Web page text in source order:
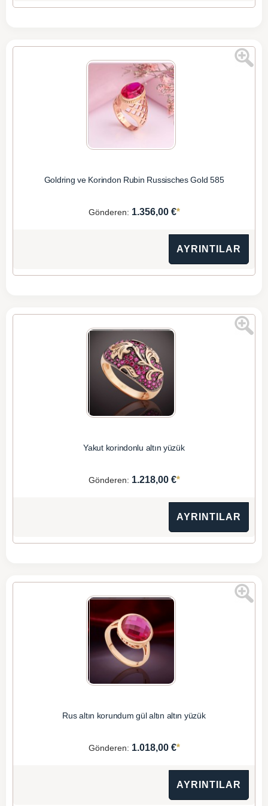
Goldring ve Korindon Rubin Russisches Gold 585
Gönderen: 1.356,00 €*
AYRINTILAR
Yakut korindonlu altın yüzük
Gönderen: 1.218,00 €*
AYRINTILAR
Rus altın korundum gül altın altın yüzük
Gönderen: 1.018,00 €*
AYRINTILAR